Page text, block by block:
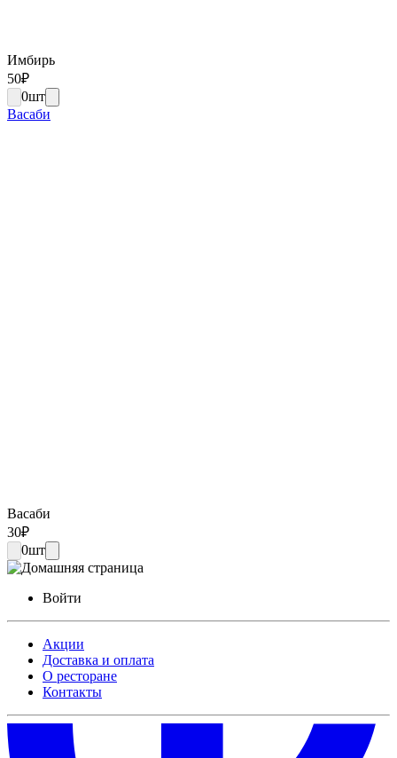
Имбирь
50₽
0шт
Васаби
Васаби
30₽
0шт
Войти
Акции
Доставка и оплата
О ресторане
Контакты